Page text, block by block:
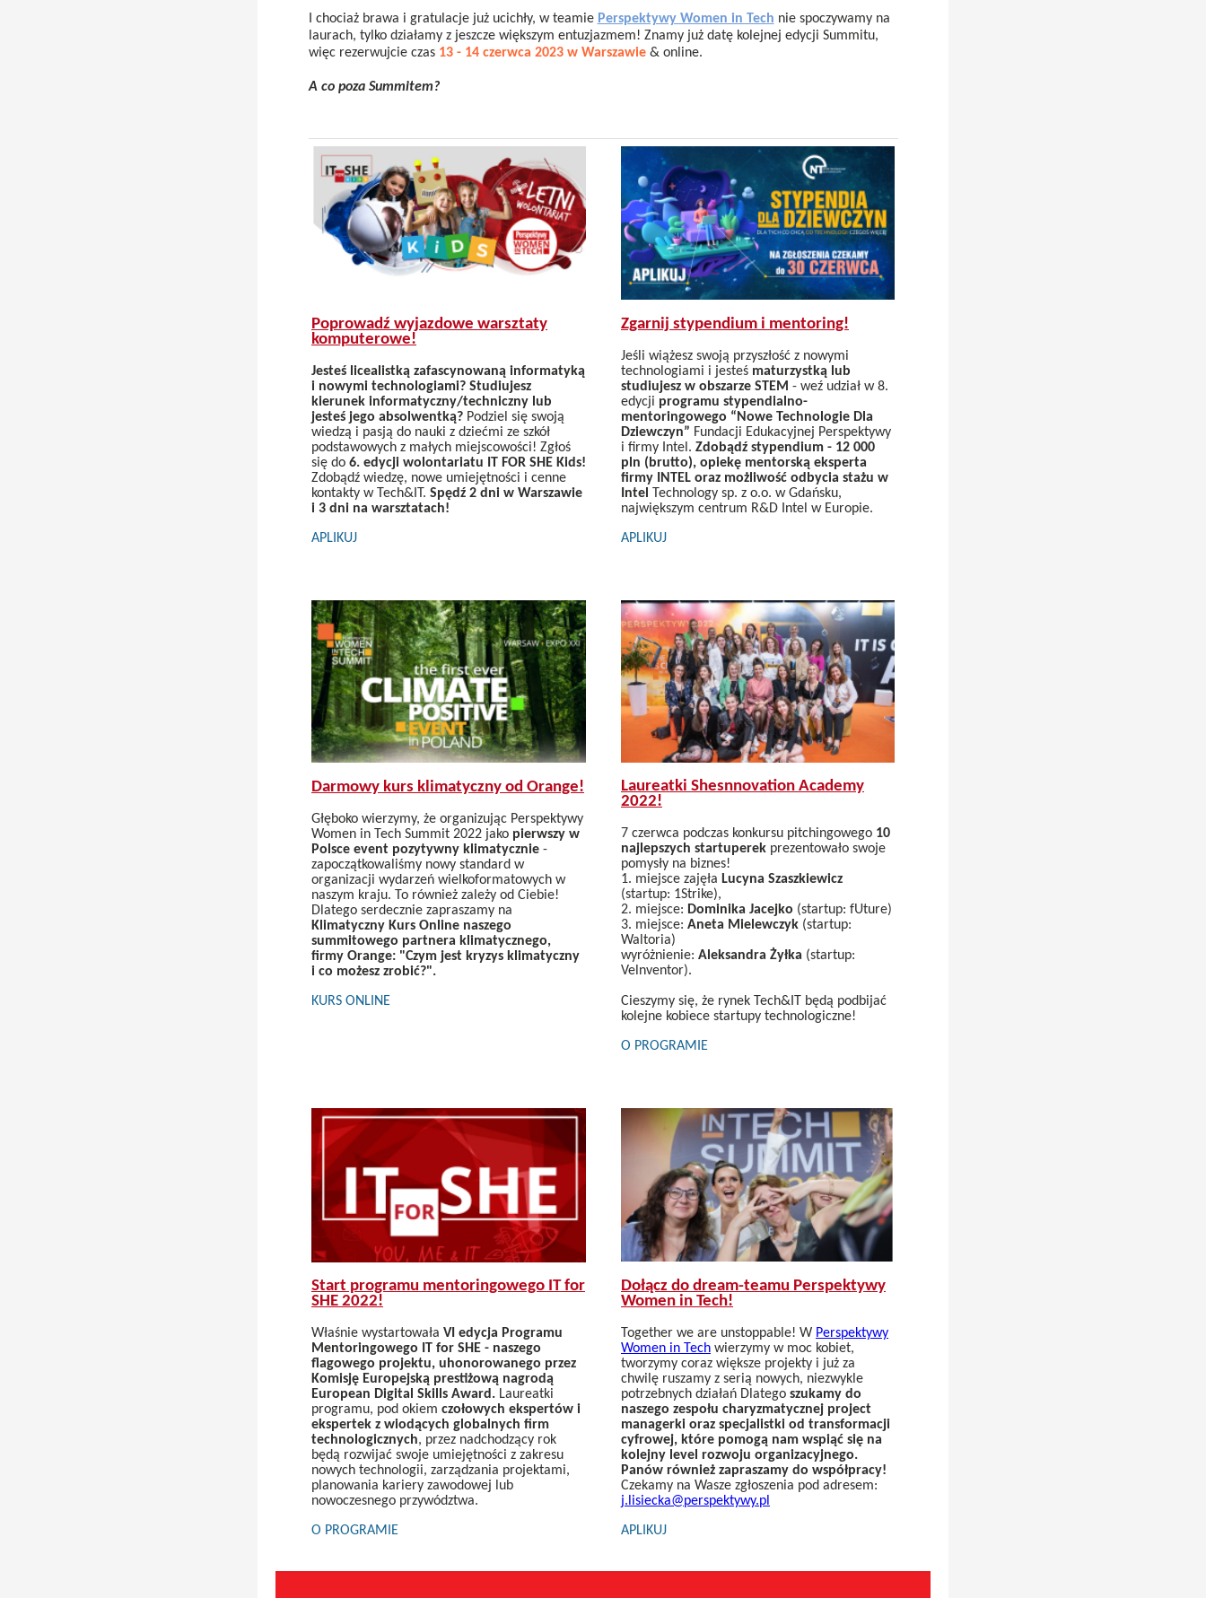
I chociaż brawa i gratulacje już ucichły, w teamie Perspektywy Women in Tech nie spoczywamy na
laurach, tylko działamy z jeszcze większym entuzjazmem! Znamy już datę kolejnej edycji Summitu,
więc rezerwujcie czas 13 - 14 czerwca 2023 w Warszawie& online.
A co poza Summitem?
Poprowadź wyjazdowe warsztaty
komputerowe!
Jesteś licealistką zafascynowaną informatyką
i nowymi technologiami? Studiujesz
kierunek informatyczny/techniczny lub
jesteś jego absolwentką? Podziel się swoją
wiedzą i pasją do nauki z dziećmi ze szkół
podstawowych z małych miejscowości! Zgłoś
się do 6. edycji wolontariatu IT FOR SHE Kids!
Zdobądź wiedzę, nowe umiejętności i cenne
kontakty w Tech&IT. Spędź 2 dni w Warszawie
i 3 dni na warsztatach!
APLIKUJ
Zgarnij stypendium i mentoring!
Jeśli wiążesz swoją przyszłość z nowymi
technologiami i jesteś maturzystką lub
studiujesz w obszarze STEM - weź udział w 8.
edycji programu stypendialno-
mentoringowego “Nowe Technologie Dla
Dziewczyn” Fundacji Edukacyjnej Perspektywy
i firmy Intel. Zdobądź stypendium - 12 000
pln (brutto), opiekę mentorską eksperta
firmy INTEL oraz możliwość odbycia stażu w
Intel
Technology sp. z o.o. w Gdańsku,
największym centrum R&D Intel w Europie.
APLIKUJ
Darmowy kurs klimatyczny od Orange!
Głęboko wierzymy, że organizując Perspektywy
Women in Tech Summit 2022 jako pierwszy w
Polsce event pozytywny klimatycznie -
zapoczątkowaliśmy nowy standard w
organizacji wydarzeń wielkoformatowych w
naszym kraju. To również zależy od Ciebie!
Dlatego serdecznie zapraszamy na
Klimatyczny Kurs Online naszego
summitowego partnera klimatycznego,
firmy Orange: "Czym jest kryzys klimatyczny
i co możesz zrobić?".
KURS ONLINE
Laureatki Shesnnovation Academy
2022!
7 czerwca podczas konkursu pitchingowego 10
najlepszych startuperek prezentowało swoje
pomysły na biznes!
1. miejsce zajęła Lucyna Szaszkiewicz
(startup: 1Strike),
2. miejsce: Dominika Jacejko (startup: fUture)
3. miejsce: Aneta Mielewczyk (startup:
Waltoria)
wyróżnienie: Aleksandra Żyłka (startup:
Velnventor).
Cieszymy się, że rynek Tech&IT będą podbijać
kolejne kobiece startupy technologiczne!
O PROGRAMIE
Start programu mentoringowego IT for
SHE 2022!
Właśnie wystartowała VI edycja Programu
Mentoringowego IT for SHE - naszego
flagowego projektu, uhonorowanego przez
Komisję Europejską prestiżową nagrodą
European Digital Skills Award. Laureatki
programu, pod okiem czołowych ekspertów i
ekspertek z wiodących globalnych firm
technologicznych, przez nadchodzący rok
będą rozwijać swoje umiejętności z zakresu
nowych technologii, zarządzania projektami,
planowania kariery zawodowej lub
nowoczesnego przywództwa.
O PROGRAMIE
Dołącz do dream-teamu Perspektywy
Women in Tech!
Together we are unstoppable! W Perspektywy
Women in Tech wierzymy w moc kobiet,
tworzymy coraz większe projekty i już za
chwilę ruszamy z serią nowych, niezwykle
potrzebnych działań Dlatego szukamy do
naszego zespołu charyzmatycznej project
managerki oraz specjalistki od transformacji
cyfrowej, które pomogą nam wspiąć się na
kolejny level rozwoju organizacyjnego.
Panów również zapraszamy do współpracy!
Czekamy na Wasze zgłoszenia pod adresem:
j.lisiecka@perspektywy.pl
APLIKUJ